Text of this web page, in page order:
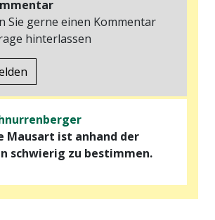
Sie gerne einen Kommentar
hinterlassen
Mausart ist anhand der
schwierig zu bestimmen.